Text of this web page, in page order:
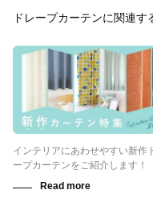
ドレープカーテンに関連す
インテリアにあわせやすい新作
ープカーテンをご紹介します！